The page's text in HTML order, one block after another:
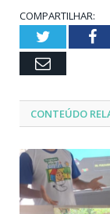
COMPARTILHAR:
Twitter
Email
CONTEÚDO